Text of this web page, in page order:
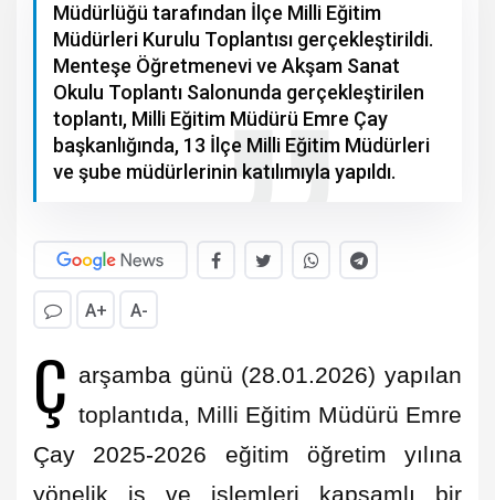
Müdürlüğü tarafından İlçe Milli Eğitim
Müdürleri Kurulu Toplantısı gerçekleştirildi.
Menteşe Öğretmenevi ve Akşam Sanat
Okulu Toplantı Salonunda gerçekleştirilen
toplantı, Milli Eğitim Müdürü Emre Çay
başkanlığında, 13 İlçe Milli Eğitim Müdürleri
ve şube müdürlerinin katılımıyla yapıldı.
A+ A-
Ç arşamba günü (28.01.2026) yapılan
toplantıda, Milli Eğitim Müdürü Emre
Çay 2025-2026 eğitim öğretim yılına